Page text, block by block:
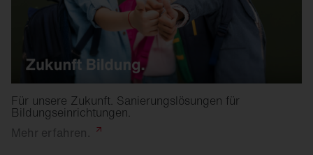
Für unsere Zukunft. Sanierungslösungen für
Bildungseinrichtungen.
Mehr erfahren.